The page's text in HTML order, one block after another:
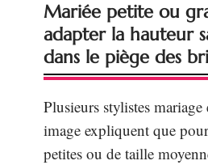
Mariée petite ou
adapter la hauteur
dans le piège des
Plusieurs stylistes mariage
image expliquent que
petites ou de taille